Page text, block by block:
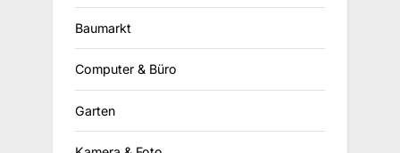
Baumarkt
Computer & Büro
Garten